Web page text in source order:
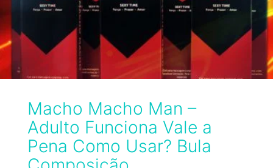
Macho Macho Man –
Adulto Funciona Vale a
Pena Como Usar? Bula